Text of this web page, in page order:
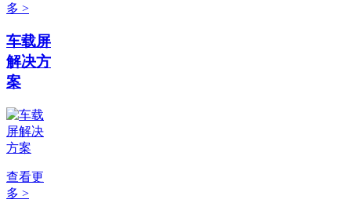
多 >
车载屏
解决方
案
查看更
多 >